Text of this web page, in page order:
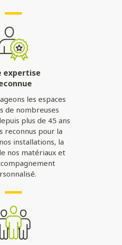
expertise
les espaces
de nombreuses
plus de 45 ans
reconnus pour la
installations, la
nos matériaux et